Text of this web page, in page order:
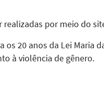
realizadas por meio do
os 20 anos da Lei
à violência de gênero.